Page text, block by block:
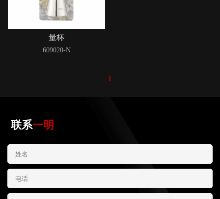
量杯
609020-N
1
联系一明